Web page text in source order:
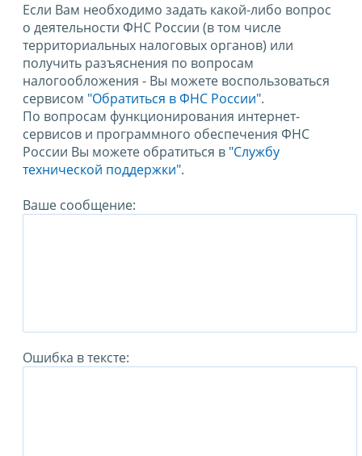
Если Вам необходимо задать какой-либо вопрос
о деятельности ФНС России (в том числе
территориальных налоговых органов) или
получить разъяснения по вопросам
налогообложения - Вы можете воспользоваться
сервисом "Обратиться в ФНС России".
По вопросам функционирования интернет-
сервисов и программного обеспечения ФНС
России Вы можете обратиться в "Службу
технической поддержки".
Ваше сообщение:
Ошибка в тексте: